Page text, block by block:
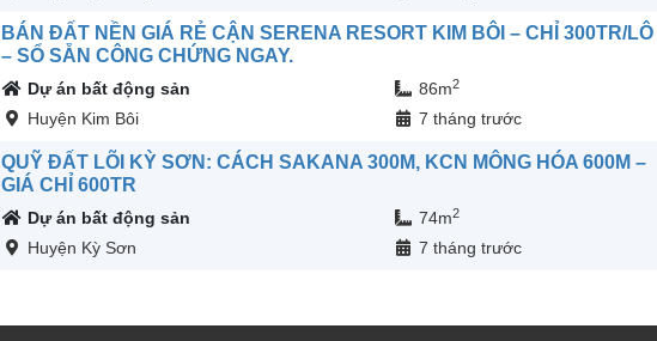
BÁN ĐẤT NỀN GIÁ RẺ CẬN SERENA RESORT KIM BÔI – CHỈ 300TR/LÔ
– SỔ SẴN CÔNG CHỨNG NGAY.
Dự án bất động sản 86m2
Huyện Kim Bôi 7 tháng trước
QUỸ ĐẤT LÕI KỲ SƠN: CÁCH SAKANA 300M, KCN MÔNG HÓA 600M –
GIÁ CHỈ 600TR
Dự án bất động sản 74m2
Huyện Kỳ Sơn 7 tháng trước